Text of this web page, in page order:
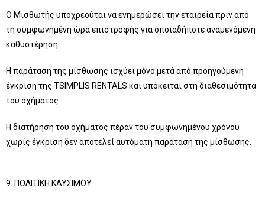
Ο Μισθωτής υποχρεούται να ενημερώσει την εταιρεία πριν από
τη συμφωνημένη ώρα επιστροφής για οποιαδήποτε αναμενόμενη
καθυστέρηση.
Η παράταση της μίσθωσης ισχύει μόνο μετά από προηγούμενη
έγκριση της TSIMPLIS RENTALS και υπόκειται στη διαθεσιμότητα
του οχήματος.
Η διατήρηση του οχήματος πέραν του συμφωνημένου χρόνου
χωρίς έγκριση δεν αποτελεί αυτόματη παράταση της μίσθωσης.
9. ΠΟΛΙΤΙΚΗ ΚΑΥΣΙΜΟΥ